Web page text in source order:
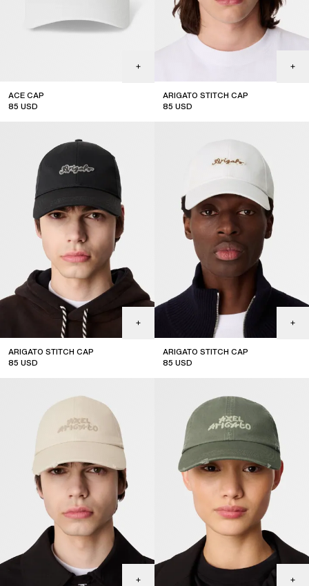
ACE CAP
85 USD
ARIGATO STITCH CAP
85 USD
ARIGATO STITCH CAP
85 USD
ARIGATO STITCH CAP
85 USD